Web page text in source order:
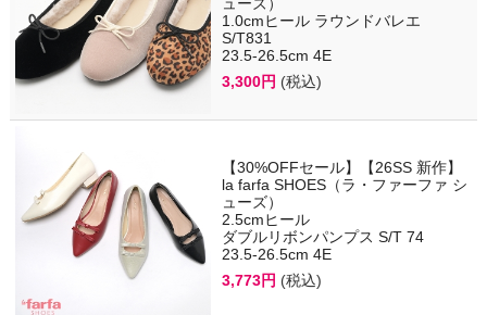
ューズ）
1.0cmヒール ラウンドバレエ
S/T831
23.5-26.5cm 4E
3,300円 (税込)
【30%OFFセール】【26SS 新作】
la farfa SHOES（ラ・ファーファ シ
ューズ）
2.5cmヒール
ダブルリボンパンプス S/T 74
23.5-26.5cm 4E
3,773円 (税込)